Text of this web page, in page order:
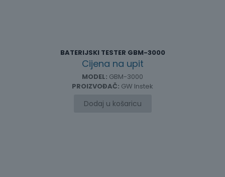
BATERIJSKI TESTER GBM-3000
Cijena na upit
MODEL: GBM-3000
PROIZVOĐAČ: GW Instek
Dodaj u košaricu